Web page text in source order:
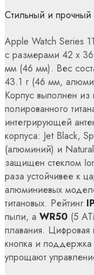
Стильный и
Apple Watch Series
с размерами 42 x
мм (46 мм). Вес
43.1 г (46 мм,
Корпус выполнен
полированного
интегрирующей
корпуса: Jet Black,
(алюминий) и
защищен стеклом
раза устойчивее к
алюминиевых
титановых. Рейтинг
пыли, а WR50 (5
плавания. Цифровая
кнопка и поддержка
упрощают